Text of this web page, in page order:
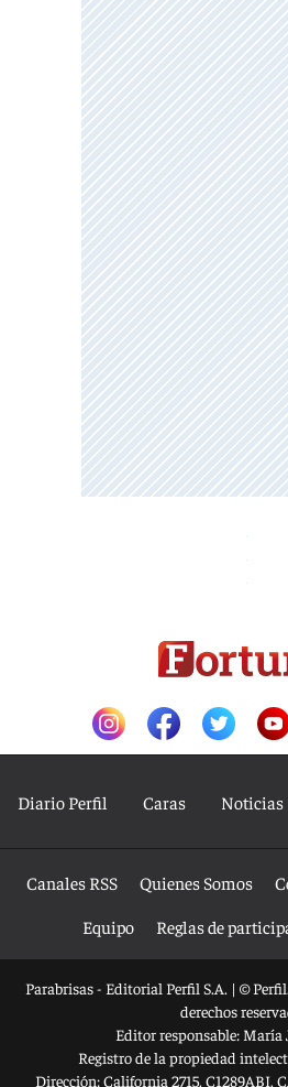
Diario Perfil Caras Noticias
Canales RSS Quienes Somos
Equipo
Reglas de
Parabrisas - Editorial Perfil S.A. | ©
derechos
Editor responsable: María
Registro de la propiedad
Dirección:California 2715, C1289ABI,